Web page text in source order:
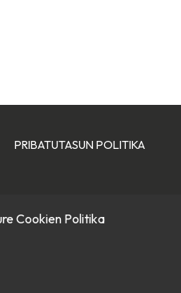
PRIBATUTASUN POLITIKA
Cookien Politika